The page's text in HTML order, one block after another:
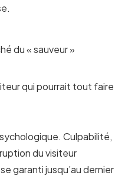
du « sauveur »
qui pourrait tout faire
Culpabilité,
du visiteur
garanti jusqu’au dernier